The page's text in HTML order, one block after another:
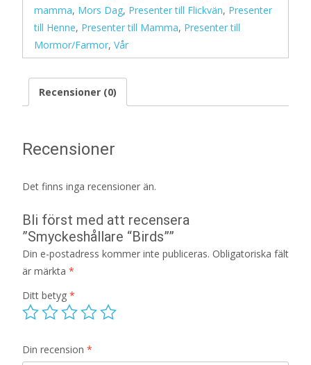
mamma, Mors Dag, Presenter till Flickvän, Presenter
till Henne, Presenter till Mamma, Presenter till
Mormor/Farmor, Vår
Recensioner (0)
Recensioner
Det finns inga recensioner än.
Bli först med att recensera
”Smyckeshållare “Birds””
Din e-postadress kommer inte publiceras. Obligatoriska fält
är märkta *
Ditt betyg *
Din recension *